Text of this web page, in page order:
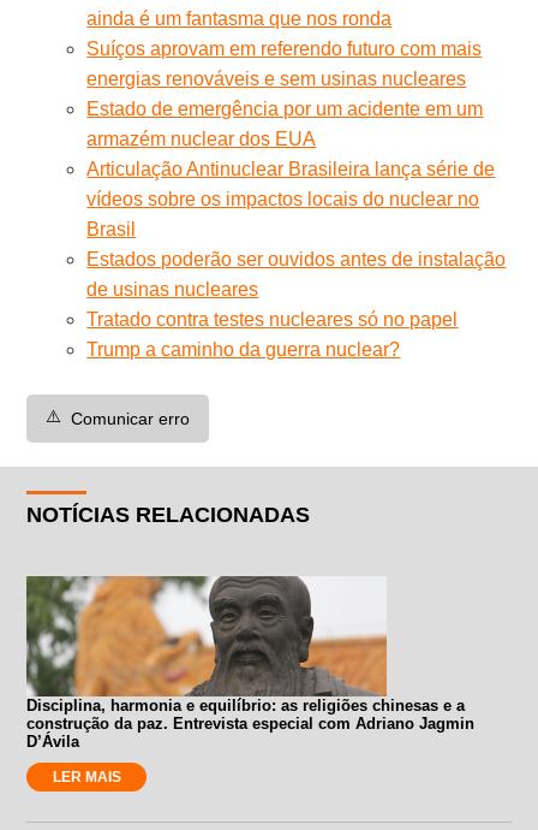
ainda é um fantasma que nos ronda
Suíços aprovam em referendo futuro com mais
energias renováveis e sem usinas nucleares
Estado de emergência por um acidente em um
armazém nuclear dos EUA
Articulação Antinuclear Brasileira lança série de
vídeos sobre os impactos locais do nuclear no
Brasil
Estados poderão ser ouvidos antes de instalação
de usinas nucleares
Tratado contra testes nucleares só no papel
Trump a caminho da guerra nuclear?
⚠️ Comunicar erro
NOTÍCIAS RELACIONADAS
Disciplina, harmonia e equilíbrio: as religiões chinesas e a
construção da paz. Entrevista especial com Adriano Jagmin
D’Ávila
LER MAIS